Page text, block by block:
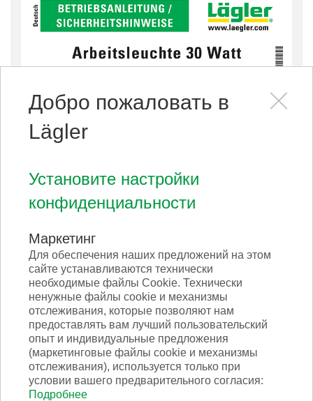
TRIO Руководство по эксплуатации LED-
Добро пожаловать в
Lägler
Установите настройки
конфиденциальности
Маркетинг
Для обеспечения наших предложений на этом
сайте устанавливаются технически
необходимые файлы Cookie. Технически
ненужные файлы cookie и механизмы
отслеживания, которые позволяют нам
предоставлять вам лучший пользовательский
опыт и индивидуальные предложения
(маркетинговые файлы cookie и механизмы
отслеживания), используется только при
условии вашего предварительного согласия:
Подробнее